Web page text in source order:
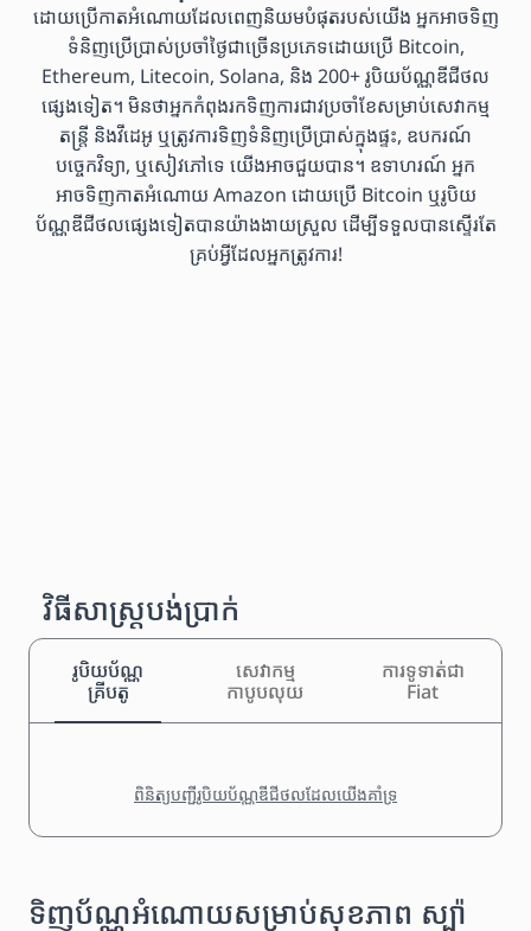
ដោយប្រើកាតអំណោយដែលពេញនិយមបំផុតរបស់យើង អ្នកអាចទិញ
ទំនិញប្រើប្រាស់ប្រចាំថ្ងៃជាច្រើនប្រភេទដោយប្រើ Bitcoin,
Ethereum, Litecoin, Solana, និង 200+ រូបិយប័ណ្ណឌីជីថល
ផ្សេងទៀត។ មិនថាអ្នកកំពុងរកទិញការជាវប្រចាំខែសម្រាប់សេវាកម្ម
តន្ត្រី និងវីដេអូ ឬត្រូវការទិញទំនិញប្រើប្រាស់ក្នុងផ្ទះ, ឧបករណ៍
បច្ចេកវិទ្យា, ឬសៀវភៅទេ យើងអាចជួយបាន។ ឧទាហរណ៍ អ្នក
អាចទិញកាតអំណោយ Amazon ដោយប្រើ Bitcoin ឬរូបិយ
ប័ណ្ណឌីជីថលផ្សេងទៀតបានយ៉ាងងាយស្រួល ដើម្បីទទួលបានស្ទើរតែ
គ្រប់អ្វីដែលអ្នកត្រូវការ!
វិធីសាស្រ្តបង់ប្រាក់
រូបិយប័ណ្ណ
គ្រីបតូ
សេវាកម្ម
កាបូបលុយ
ការទូទាត់ជា
Fiat
ពិនិត្យបញ្ជីរូបិយប័ណ្ណឌីជីថលដែលយើងគាំទ្រ
ទិញប័ណ្ណអំណោយសម្រាប់សុខភាព ស្ប៉ា